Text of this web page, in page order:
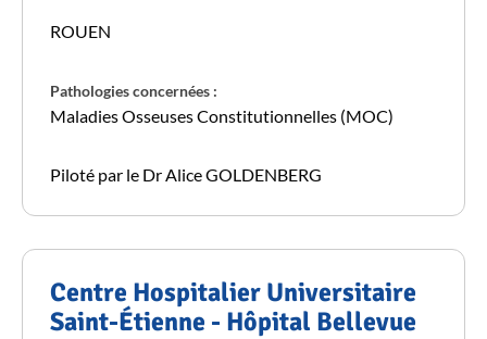
ROUEN
Pathologies concernées :
Maladies Osseuses Constitutionnelles (MOC)
Piloté par le Dr Alice GOLDENBERG
Centre Hospitalier Universitaire
Saint-Étienne - Hôpital Bellevue